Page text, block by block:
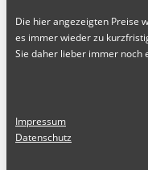
Die hier angezeigten Preise
es immer wieder zu
Sie daher lieber immer noch
Impressum
Datenschutz